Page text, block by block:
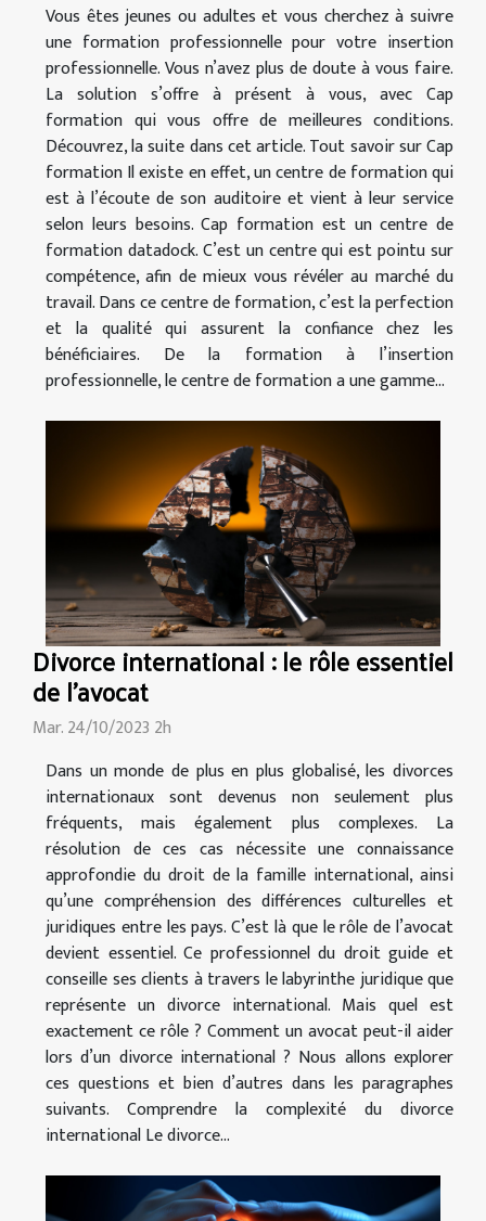
Vous êtes jeunes ou adultes et vous cherchez à suivre
une formation professionnelle pour votre insertion
professionnelle. Vous n’avez plus de doute à vous faire.
La solution s’offre à présent à vous, avec Cap
formation qui vous offre de meilleures conditions.
Découvrez, la suite dans cet article. Tout savoir sur Cap
formation Il existe en effet, un centre de formation qui
est à l’écoute de son auditoire et vient à leur service
selon leurs besoins. Cap formation est un centre de
formation datadock. C’est un centre qui est pointu sur
compétence, afin de mieux vous révéler au marché du
travail. Dans ce centre de formation, c’est la perfection
et la qualité qui assurent la confiance chez les
bénéficiaires. De la formation à l’insertion
professionnelle, le centre de formation a une gamme...
Divorce international : le rôle essentiel
de l'avocat
Mar. 24/10/2023 2h
Dans un monde de plus en plus globalisé, les divorces
internationaux sont devenus non seulement plus
fréquents, mais également plus complexes. La
résolution de ces cas nécessite une connaissance
approfondie du droit de la famille international, ainsi
qu’une compréhension des différences culturelles et
juridiques entre les pays. C’est là que le rôle de l’avocat
devient essentiel. Ce professionnel du droit guide et
conseille ses clients à travers le labyrinthe juridique que
représente un divorce international. Mais quel est
exactement ce rôle ? Comment un avocat peut-il aider
lors d’un divorce international ? Nous allons explorer
ces questions et bien d’autres dans les paragraphes
suivants. Comprendre la complexité du divorce
international Le divorce...